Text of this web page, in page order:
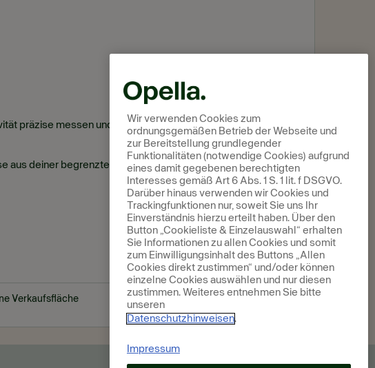
präzise messen und steuern, Sortiment datenbasiert
aus deiner begrenzten Fläche das Maximum herausholst!
Verkaufsfläche
Wir verwenden Cookies zum
ordnungsgemäßen Betrieb der Webseite und
zur Bereitstellung grundlegender
Funktionalitäten (notwendige Cookies) aufgrund
eines damit gegebenen berechtigten
Interesses gemäß Art 6 Abs. 1 S. 1 lit. f DSGVO.
Darüber hinaus verwenden wir Cookies und
Trackingfunktionen nur, soweit Sie uns Ihr
Einverständnis hierzu erteilt haben. Über den
Button „Cookieliste & Einzelauswahl“ erhalten
Sie Informationen zu allen Cookies und somit
zum Einwilligungsinhalt des Buttons „Allen
Cookies direkt zustimmen“ und/oder können
einzelne Cookies auswählen und nur diesen
zustimmen. Weiteres entnehmen Sie bitte
unseren
Datenschutzhinweisen.
Impressum